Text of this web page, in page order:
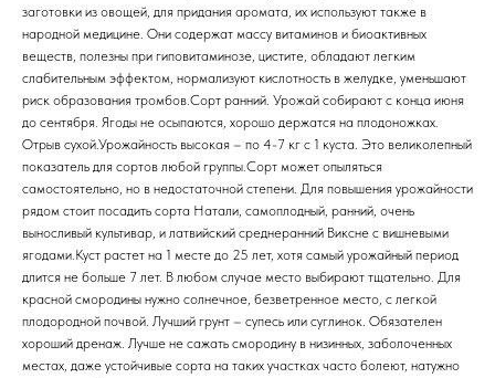
заготовки из овощей, для придания аромата, их используют также в
народной медицине. Они содержат массу витаминов и биоактивных
веществ, полезны при гиповитаминозе, цистите, обладают легким
слабительным эффектом, нормализуют кислотность в желудке, уменьшают
риск образования тромбов.Сорт ранний. Урожай собирают с конца июня
до сентября. Ягоды не осыпаются, хорошо держатся на плодоножках.
Отрыв сухой.Урожайность высокая – по 4-7 кг с 1 куста. Это великолепный
показатель для сортов любой группы.Сорт может опыляться
самостоятельно, но в недостаточной степени. Для повышения урожайности
рядом стоит посадить сорта Натали, самоплодный, ранний, очень
выносливый культивар, и латвийский среднеранний Виксне с вишневыми
ягодами.Куст растет на 1 месте до 25 лет, хотя самый урожайный период
длится не больше 7 лет. В любом случае место выбирают тщательно. Для
красной смородины нужно солнечное, безветренное место, с легкой
плодородной почвой. Лучший грунт – супесь или суглинок. Обязателен
хороший дренаж. Лучше не сажать смородину в низинных, заболоченных
местах, даже устойчивые сорта на таких участках часто болеют, натужно